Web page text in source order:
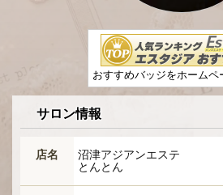
おすすめバッジをホームペ
サロン情報
店名
沼津アジアンエステ
とんとん